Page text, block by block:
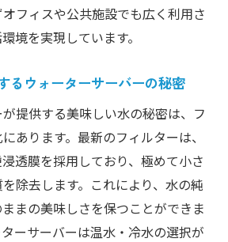
フィスや公共施設でも広く利用さ
境を実現しています。
るウォーターサーバーの秘密
提供する美味しい水の秘密は、フ
あります。最新のフィルターは、
透膜を採用しており、極めて小さ
除去します。これにより、水の純
まの美味しさを保つことができま
ーサーバーは温水・冷水の選択が